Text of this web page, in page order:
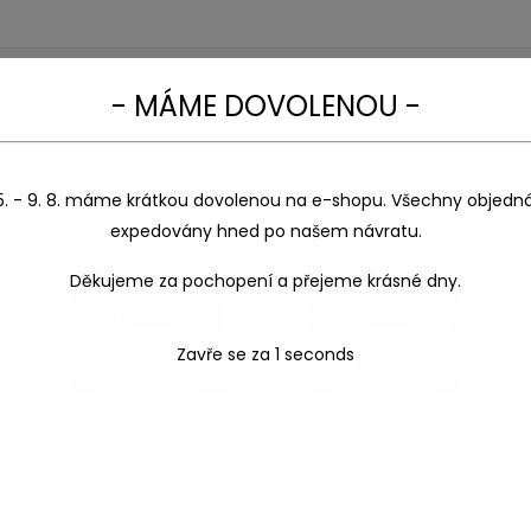
- MÁME DOVOLENOU -
- 9. 8. máme krátkou dovolenou na e-shopu. Všechny
expedovány hned po našem návratu.
Děkujeme za pochopení a přejeme krásné dny.
Zavře se za 1 seconds